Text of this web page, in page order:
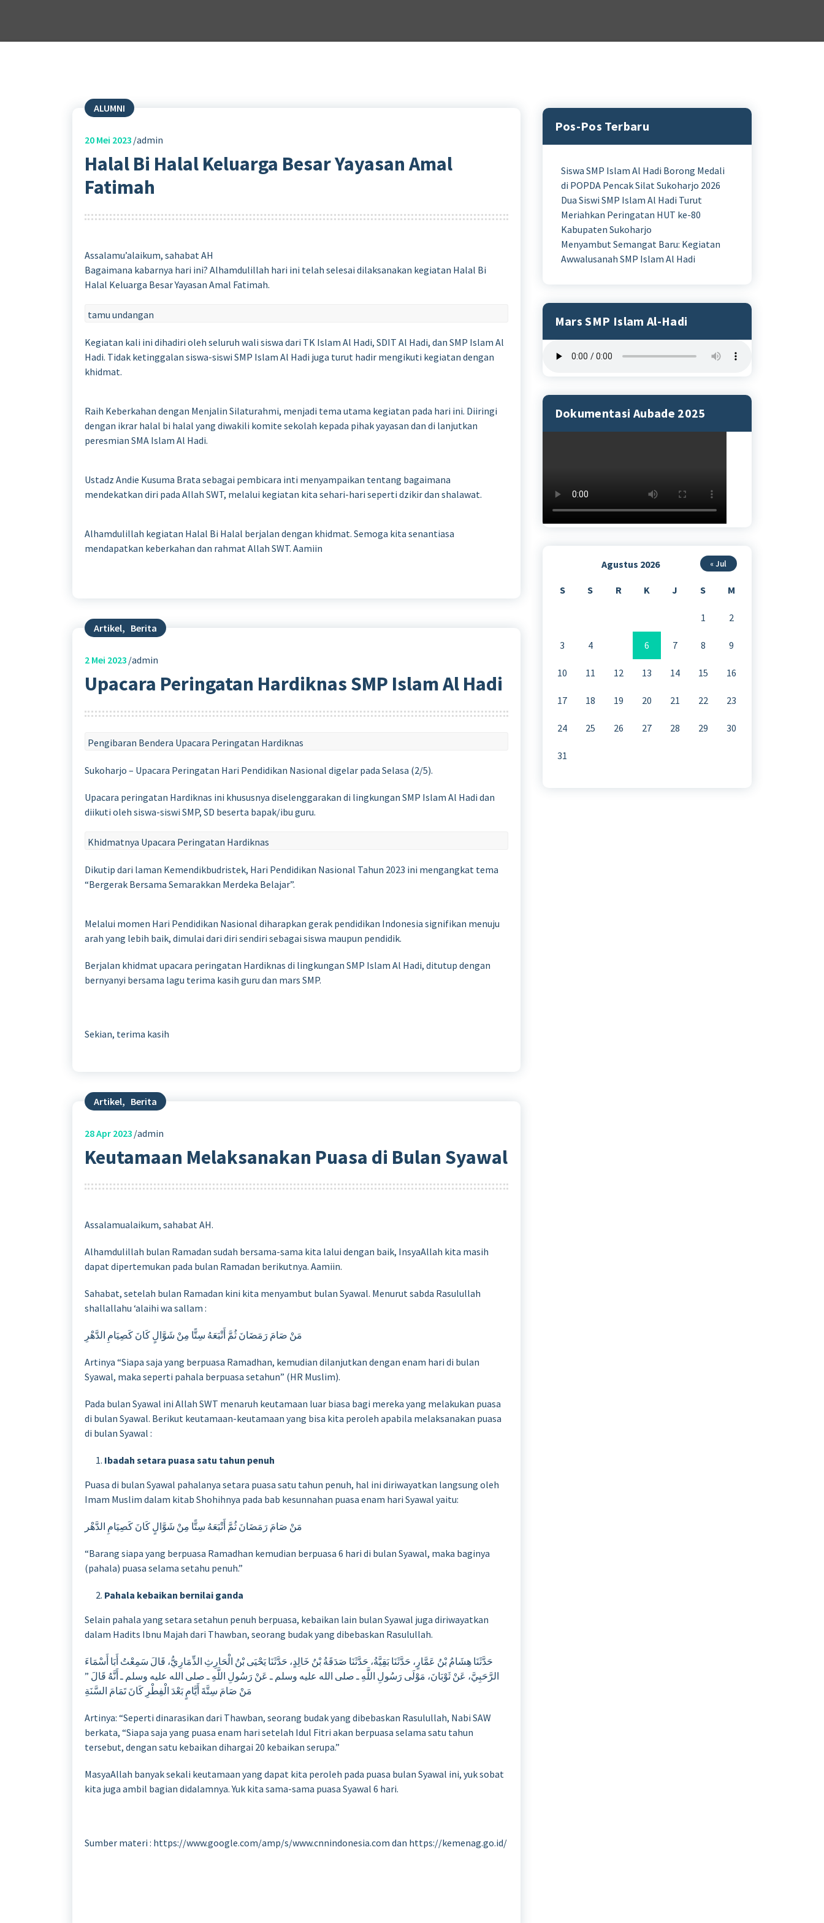
ALUMNI
20 Mei 2023 admin
Halal Bi Halal Keluarga Besar Yayasan Amal
Fatimah
Assalamu’alaikum, sahabat AH
Bagaimana kabarnya hari ini? Alhamdulillah hari ini telah selesai dilaksanakan kegiatan Halal Bi
Halal Keluarga Besar Yayasan Amal Fatimah.
tamu undangan
Kegiatan kali ini dihadiri oleh seluruh wali siswa dari TK Islam Al Hadi, SDIT Al Hadi, dan SMP Islam Al
Hadi. Tidak ketinggalan siswa-siswi SMP Islam Al Hadi juga turut hadir mengikuti kegiatan dengan
khidmat.
Raih Keberkahan dengan Menjalin Silaturahmi, menjadi tema utama kegiatan pada hari ini. Diiringi
dengan ikrar halal bi halal yang diwakili komite sekolah kepada pihak yayasan dan di lanjutkan
peresmian SMA Islam Al Hadi.
Ustadz Andie Kusuma Brata sebagai pembicara inti menyampaikan tentang bagaimana
mendekatkan diri pada Allah SWT, melalui kegiatan kita sehari-hari seperti dzikir dan shalawat.
Alhamdulillah kegiatan Halal Bi Halal berjalan dengan khidmat. Semoga kita senantiasa
mendapatkan keberkahan dan rahmat Allah SWT. Aamiin
Artikel, Berita
2 Mei 2023 admin
Upacara Peringatan Hardiknas SMP Islam Al Hadi
Pengibaran Bendera Upacara Peringatan Hardiknas
Sukoharjo – Upacara Peringatan Hari Pendidikan Nasional digelar pada Selasa (2/5).
Upacara peringatan Hardiknas ini khususnya diselenggarakan di lingkungan SMP Islam Al Hadi dan
diikuti oleh siswa-siswi SMP, SD beserta bapak/ibu guru.
Khidmatnya Upacara Peringatan Hardiknas
Dikutip dari laman Kemendikbudristek, Hari Pendidikan Nasional Tahun 2023 ini mengangkat tema
“Bergerak Bersama Semarakkan Merdeka Belajar”.
Melalui momen Hari Pendidikan Nasional diharapkan gerak pendidikan Indonesia signifikan menuju
arah yang lebih baik, dimulai dari diri sendiri sebagai siswa maupun pendidik.
Berjalan khidmat upacara peringatan Hardiknas di lingkungan SMP Islam Al Hadi, ditutup dengan
bernyanyi bersama lagu terima kasih guru dan mars SMP.
Sekian, terima kasih
Artikel, Berita
28Apr 2023 admin
Keutamaan Melaksanakan Puasa di Bulan Syawal
Assalamualaikum, sahabat AH.
Alhamdulillah bulan Ramadan sudah bersama-sama kita lalui dengan baik, InsyaAllah kita masih
dapat dipertemukan pada bulan Ramadan berikutnya. Aamiin.
Sahabat, setelah bulan Ramadan kini kita menyambut bulan Syawal. Menurut sabda Rasulullah
shallallahu ‘alaihi wa sallam :
مَنْ صَامَ رَمَضَانَ ثُمَّ أَتْبَعَهُ سِتًّا مِنْ شَوَّالٍ كَانَ كَصِيَامِ الدَّهْرِ
Artinya “Siapa saja yang berpuasa Ramadhan, kemudian dilanjutkan dengan enam hari di bulan
Syawal, maka seperti pahala berpuasa setahun” (HR Muslim).
Pada bulan Syawal ini Allah SWT menaruh keutamaan luar biasa bagi mereka yang melakukan puasa
di bulan Syawal. Berikut keutamaan-keutamaan yang bisa kita peroleh apabila melaksanakan puasa
di bulan Syawal :
Ibadah setara puasa satu tahun penuh
Puasa di bulan Syawal pahalanya setara puasa satu tahun penuh, hal ini diriwayatkan langsung oleh
Imam Muslim dalam kitab Shohihnya pada bab kesunnahan puasa enam hari Syawal yaitu:
مَنْ صَامَ رَمَضَانَ ثُمَّ أَتْبَعَهُ سِتًّا مِنْ شَوَّالٍ كَانَ كَصِيَامِ الدَّهْر
“Barang siapa yang berpuasa Ramadhan kemudian berpuasa 6 hari di bulan Syawal, maka baginya
(pahala) puasa selama setahu penuh.”
Pahala kebaikan bernilai ganda
Selain pahala yang setara setahun penuh berpuasa, kebaikan lain bulan Syawal juga diriwayatkan
dalam Hadits Ibnu Majah dari Thawban, seorang budak yang dibebaskan Rasulullah.
حَدَّثَنَا هِشَامُ بْنُ عَمَّارٍ، حَدَّثَنَا بَقِيَّةُ، حَدَّثَنَا صَدَقَةُ بْنُ خَالِدٍ، حَدَّثَنَا يَحْيَى بْنُ الْحَارِثِ الذِّمَارِيُّ، قَالَ سَمِعْتُ أَبَا أَسْمَاءَ
الرَّحَبِيَّ، عَنْ ثَوْبَانَ، مَوْلَى رَسُولِ اللَّهِ ـ صلى الله عليه وسلم ـ عَنْ رَسُولِ اللَّهِ ـ صلى الله عليه وسلم ـ أَنَّهُ قَالَ ‏”‏
مَنْ صَامَ سِتَّةَ أَيَّامٍ بَعْدَ الْفِطْرِ كَانَ تَمَامَ السَّنَةِ
Artinya: “Seperti dinarasikan dari Thawban, seorang budak yang dibebaskan Rasulullah, Nabi SAW
berkata, “Siapa saja yang puasa enam hari setelah Idul Fitri akan berpuasa selama satu tahun
tersebut, dengan satu kebaikan dihargai 20 kebaikan serupa.”
MasyaAllah banyak sekali keutamaan yang dapat kita peroleh pada puasa bulan Syawal ini, yuk sobat
kita juga ambil bagian didalamnya. Yuk kita sama-sama puasa Syawal 6 hari.
Sumber materi : https://www.google.com/amp/s/www.cnnindonesia.com dan https://kemenag.go.id/
Pos-Pos Terbaru
Siswa SMP Islam Al Hadi Borong Medali
di POPDA Pencak Silat Sukoharjo 2026
Dua Siswi SMP Islam Al Hadi Turut
Meriahkan Peringatan HUT ke-80
Kabupaten Sukoharjo
Menyambut Semangat Baru: Kegiatan
Awwalusanah SMP Islam Al Hadi
Mars SMP Islam Al-Hadi
Dokumentasi Aubade 2025
Agustus 2026
S S R K J S M
1 2
3 4 6 7 8 9
10 11 12 13 14 15 16
17 18 19 20 21 22 23
24 25 26 27 28 29 30
31
« Jul